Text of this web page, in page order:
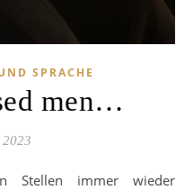
SPRACHE
men…